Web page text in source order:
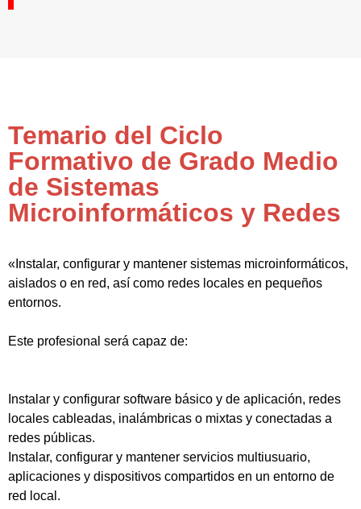
Temario del Ciclo
Formativo de Grado Medio
de Sistemas
Microinformáticos y Redes
«Instalar, configurar y mantener sistemas microinformáticos,
aislados o en red, así como redes locales en pequeños
entornos.
Este profesional será capaz de:
Instalar y configurar software básico y de aplicación, redes
locales cableadas, inalámbricas o mixtas y conectadas a
redes públicas.
Instalar, configurar y mantener servicios multiusuario,
aplicaciones y dispositivos compartidos en un entorno de
red local.